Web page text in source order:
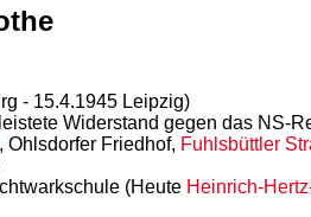
- 15.4.1945 Leipzig)
Widerstand gegen das NS-
, Ohlsdorfer Friedhof, Fuhlsbüttler
(Heute Heinrich-